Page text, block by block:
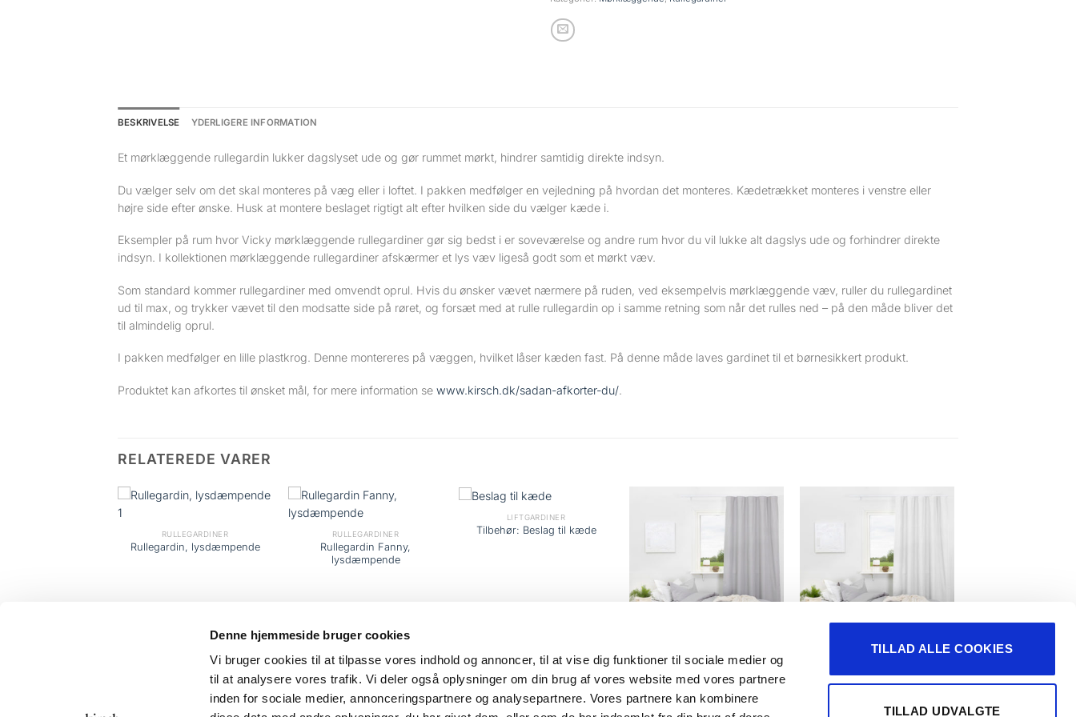
Denne hjemmeside bruger cookies
Vi bruger cookies til at tilpasse vores indhold og annoncer, til at vise dig funktioner til sociale medier og
til at analysere vores trafik. Vi deler også oplysninger om din brug af vores website med vores partnere
inden for sociale medier, annonceringspartnere og analysepartnere. Vores partnere kan kombinere
TILLAD ALLE COOKIES
TILLAD UDVALGTE
BESKRIVELSE YDERLIGERE INFORMATION
Et mørklæggende rullegardin lukker dagslyset ude og gør rummet mørkt, hindrer samtidig direkte indsyn.
Du vælger selv om det skal monteres på væg eller i loftet. I pakken medfølger en vejledning på hvordan det monteres. Kædetrækket monteres i venstre eller
højre side efter ønske. Husk at montere beslaget rigtigt alt efter hvilken side du vælger kæde i.
Eksempler på rum hvor Vicky mørklæggende rullegardiner gør sig bedst i er soveværelse og andre rum hvor du vil lukke alt dagslys ude og forhindrer direkte
indsyn. I kollektionen mørklæggende rullegardiner afskærmer et lys væv ligeså godt som et mørkt væv.
Som standard kommer rullegardiner med omvendt oprul. Hvis du ønsker vævet nærmere på ruden, ved eksempelvis mørklæggende væv, ruller du rullegardinet
ud til max, og trykker vævet til den modsatte side på røret, og forsæt med at rulle rullegardin op i samme retning som når det rulles ned – på den måde bliver det
til almindelig oprul.
I pakken medfølger en lille plastkrog. Denne montereres på væggen, hvilket låser kæden fast. På denne måde laves gardinet til et børnesikkert produkt.
Produktet kan afkortes til ønsket mål, for mere information se www.kirsch.dk/sadan-afkorter-du/.
RELATEREDE VARER
RULLEGARDINER
Rullegardin, lysdæmpende
RULLEGARDINER
Rullegardin Fanny,
lysdæmpende
LIFTGARDINER
Tilbehør: Beslag til kæde
GARDINER
Gardin, mørklæggende
GARDINER